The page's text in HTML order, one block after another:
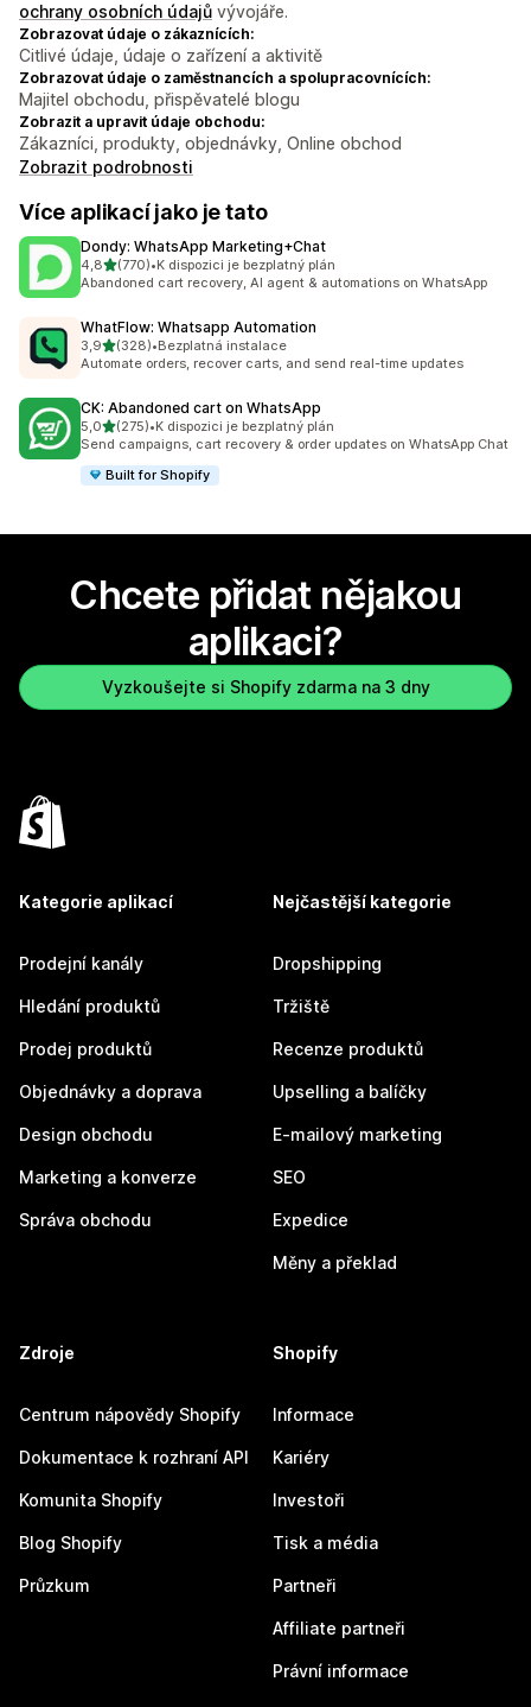
ochrany osobních údajů vývojáře.
Zobrazovat údaje o zákaznících:
Citlivé údaje, údaje o zařízení a aktivitě
Zobrazovat údaje o zaměstnancích a spolupracovnících:
Majitel obchodu, přispěvatelé blogu
Zobrazit a upravit údaje obchodu:
Zákazníci, produkty, objednávky, Online obchod
Zobrazit podrobnosti
Více aplikací jako je tato
Dondy: WhatsApp Marketing+Chat
4,8z 5 hvězd
(770)
Celkový počet recenzí: 770
•K dispozici je bezplatný plán
Abandoned cart recovery, AI agent & automations on WhatsApp
WhatFlow: Whatsapp Automation
3,9z 5 hvězd
(328)
Celkový počet recenzí: 328
•Bezplatná instalace
Automate orders, recover carts, and send real-time updates
CK: Abandoned cart on WhatsApp
5,0z 5 hvězd
(275)
Celkový počet recenzí: 275
•K dispozici je bezplatný plán
Send campaigns, cart recovery & order updates on WhatsApp Chat
Built for Shopify
Chcete přidat nějakou
aplikaci?
Vyzkoušejte si Shopify zdarma na 3 dny
Kategorie aplikací
Prodejní kanály
Hledání produktů
Prodej produktů
Objednávky a doprava
Design obchodu
Marketing a konverze
Správa obchodu
Nejčastější kategorie
Dropshipping
Tržiště
Recenze produktů
Upselling a balíčky
E-mailový marketing
SEO
Expedice
Měny a překlad
Zdroje
Centrum nápovědy Shopify
Dokumentace k rozhraní API
Komunita Shopify
Blog Shopify
Průzkum
Shopify
Informace
Kariéry
Investoři
Tisk a média
Partneři
Affiliate partneři
Právní informace